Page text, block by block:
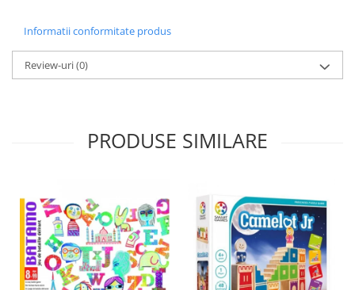
Informatii conformitate produs
Review-uri(0)
PRODUSE SIMILARE